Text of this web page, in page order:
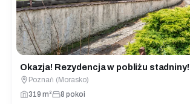
Okazja! Rezydencja w pobliżu stadniny!
Poznań (Morasko)
319 m²
8 pokoi